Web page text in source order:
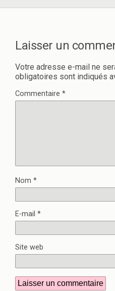
Laisser un
Votre adresse e-mail ne
obligatoires sont indiqués
Commentaire *
Nom *
E-mail *
Site web